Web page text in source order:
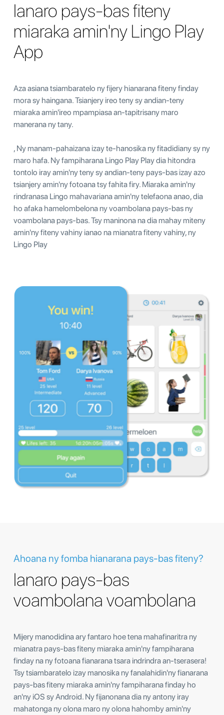
Ianaro pays-bas fiteny
miaraka amin'ny Lingo Play
App
Aza asiana tsiambaratelo ny fijery hianarana fiteny finday
mora sy haingana. Tsianjery ireo teny sy andian-teny
miaraka amin'ireo mpampiasa an-tapitrisany maro
manerana ny tany.
, Ny manam-pahaizana izay te-hanosika ny fitadidiany sy ny
maro hafa. Ny fampiharana Lingo Play Play dia hitondra
tontolo iray amin'ny teny sy andian-teny pays-bas izay azo
tsianjery amin'ny fotoana tsy fahita firy. Miaraka amin'ny
rindranasa Lingo mahavariana amin'ny telefaona anao, dia
ho afaka hamelombelona ny voambolana pays-bas ny
voambolana pays-bas. Tsy maninona na dia mahay miteny
amin'ny fiteny vahiny ianao na mianatra fiteny vahiny, ny
Lingo Play
Ahoana ny fomba hianarana pays-bas fiteny?
Ianaro pays-bas
voambolana voambolana
Mijery manodidina ary fantaro hoe tena mahafinaritra ny
mianatra pays-bas fiteny miaraka amin'ny fampiharana
finday na ny fotoana fianarana tsara indrindra an-tserasera!
Tsy tsiambaratelo izay manosika ny fanalahidin'ny fianarana
pays-bas fiteny miaraka amin'ny fampiharana finday ho
an'ny iOS sy Android. Ny fijanonana dia ny antony iray
mahatonga ny olona maro ny olona hahomby amin'ny